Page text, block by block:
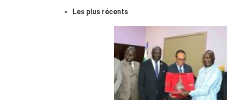
Les plus récents